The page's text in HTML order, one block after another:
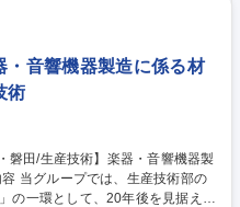
・音響機器製造に係る材
術
の一環として、20年後を見据えた